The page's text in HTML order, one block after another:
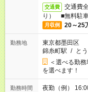
交通費
交通費
り） ■無料駐
月収例 20～25
勤務地
東京都墨田区
錦糸町駅 / と
＜選べる勤
を選べます！
勤務時間
夜勤（例）